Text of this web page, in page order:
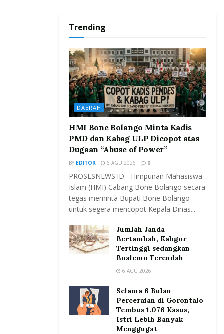
Trending
DAERAH
HMI Bone Bolango Minta Kadis
PMD dan Kabag ULP Dicopot atas
Dugaan “Abuse of Power”
BY EDITOR 6 AGU 2026 0
PROSESNEWS.ID - Himpunan Mahasiswa
Islam (HMI) Cabang Bone Bolango secara
tegas meminta Bupati Bone Bolango
untuk segera mencopot Kepala Dinas...
Jumlah Janda
Bertambah, Kabgor
Tertinggi sedangkan
Boalemo Terendah
6 AGU 2026
Selama 6 Bulan
Perceraian di Gorontalo
Tembus 1.076 Kasus,
Istri Lebih Banyak
Menggugat